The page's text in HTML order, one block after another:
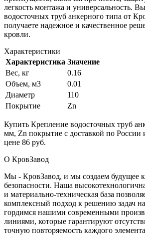
легкость монтажа и универсальность.
водосточных труб анкерного типа от
получаете надежное и качественное
кровли.
Характеристики
Характеристика Значение
Вес, кг
0.16
Объем, м3
0.01
Диаметр
110
Покрытие
Zn
Купить Крепление водосточных труб
мм, Zn покрытие с доставкой по
цене 86 руб.
О КровЗавод
Мы - КровЗавод, и мы создаем будущее
безопасности. Наша
и материально-техническая база
комплексный подход к решению задач
гордимся нашими современными
линиями, которые гарантируют
точную повторяемость каждого